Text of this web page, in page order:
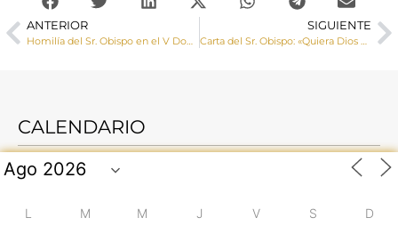
ANTERIOR
Homilía del Sr. Obispo en el V Domingo de Pascua
SIGUIENTE
Carta del Sr. Obispo: «Quiera Dios Nuestro Señor que la experiencia de estas semanas haga que la Misa sea, en verdad, para cada uno de nosotros el centro de nuestra vida cristiana»
CALENDARIO
L M M J V S D